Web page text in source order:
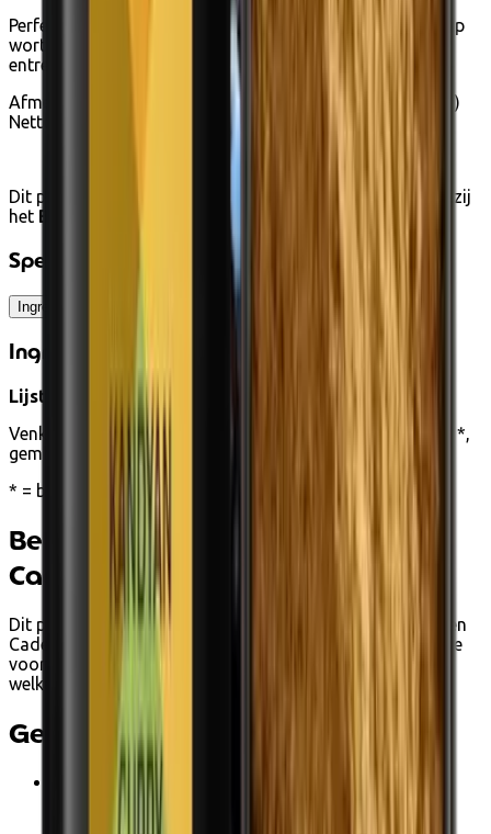
Perfect voor het marineren van alle soorten gevogelte (kip
wortel, kalkoen of eend) en varkensvlees (gebraad,
entrecote, gehakt, ribbetjes of karbonades).
Afmetingen: 6 cm (diepte) x 6 cm (hoogte) x 6 cm (diepte)
Nettogewicht: 50g
Dit product kan gekocht worden met
, dankzij
het Biologische landbouw label.
Specificaties
Ingrediënten
Ingrediënten
Lijst van ingrediënten
Venkelzaad *, Sri Lankaanse kaneel *, steranijs *, piment *,
gember *, kruidnagel *.
* = biologisch
Betalen met Ecocheques en
Cadeaucheques
Dit product kan je bij Ecoshop betalen met Ecocheques en
Cadeaucheques van Edenred wanneer het voldoet aan de
voorwaarden. Tijdens het afrekenen zie je automatisch
welke betaalopties beschikbaar zijn.
Gerelateerde producten